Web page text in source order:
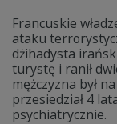
Francuskie
ataku
dżihadysta
turystę i ranił
mężczyzna był
przesiedział 4
psychiatrycznie.